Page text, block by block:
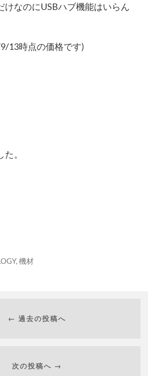
けなのにUSBハブ機能はいらん
13時点の価格です)
。
,機材
← 過去の投稿へ
次の投稿へ →